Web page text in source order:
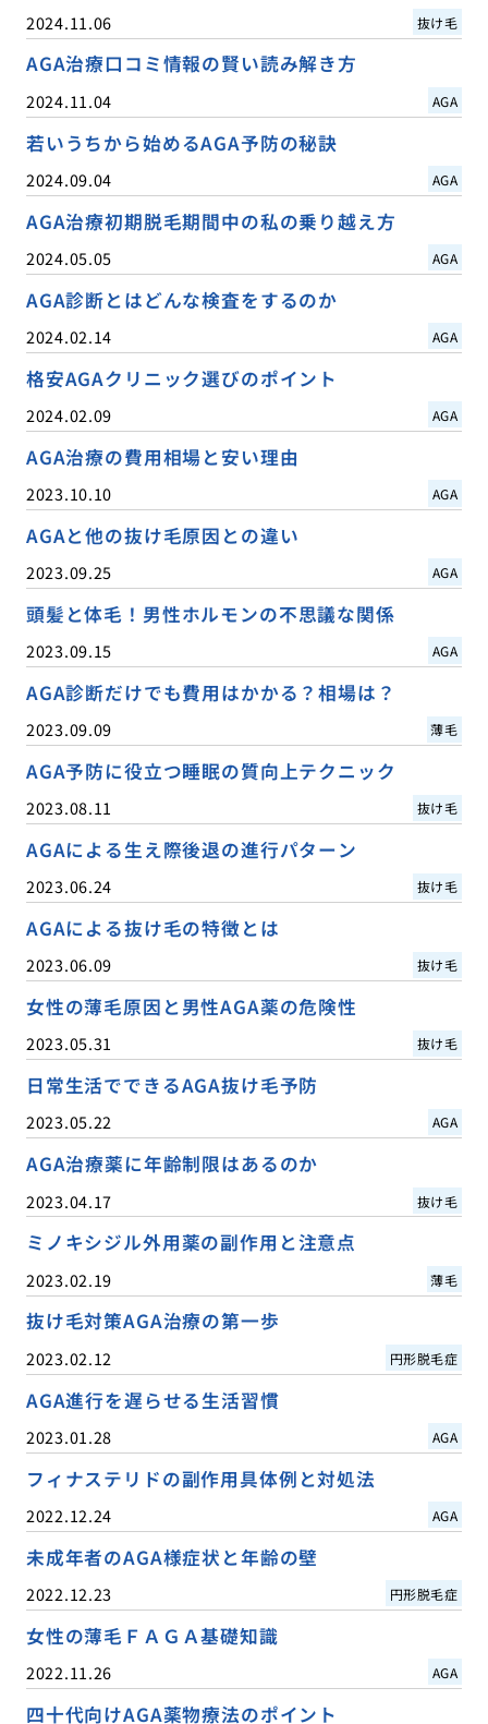
2024.11.06 抜け毛
AGA治療口コミ情報の賢い読み解き方
2024.11.04 AGA
若いうちから始めるAGA予防の秘訣
2024.09.04 AGA
AGA治療初期脱毛期間中の私の乗り越え方
2024.05.05 AGA
AGA診断とはどんな検査をするのか
2024.02.14 AGA
格安AGAクリニック選びのポイント
2024.02.09 AGA
AGA治療の費用相場と安い理由
2023.10.10 AGA
AGAと他の抜け毛原因との違い
2023.09.25 AGA
頭髪と体毛！男性ホルモンの不思議な関係
2023.09.15 AGA
AGA診断だけでも費用はかかる？相場は？
2023.09.09 薄毛
AGA予防に役立つ睡眠の質向上テクニック
2023.08.11 抜け毛
AGAによる生え際後退の進行パターン
2023.06.24 抜け毛
AGAによる抜け毛の特徴とは
2023.06.09 抜け毛
女性の薄毛原因と男性AGA薬の危険性
2023.05.31 抜け毛
日常生活でできるAGA抜け毛予防
2023.05.22 AGA
AGA治療薬に年齢制限はあるのか
2023.04.17 抜け毛
ミノキシジル外用薬の副作用と注意点
2023.02.19 薄毛
抜け毛対策AGA治療の第一歩
2023.02.12 円形脱毛症
AGA進行を遅らせる生活習慣
2023.01.28 AGA
フィナステリドの副作用具体例と対処法
2022.12.24 AGA
未成年者のAGA様症状と年齢の壁
2022.12.23 円形脱毛症
女性の薄毛ＦＡＧＡ基礎知識
2022.11.26 AGA
四十代向けAGA薬物療法のポイント